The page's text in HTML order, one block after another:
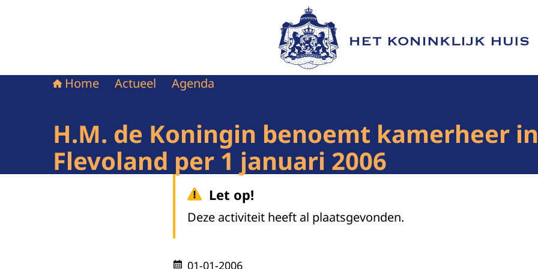
Naar de homepage van Het Koninklijk Huis
Home Actueel Agenda
H.M. de Koningin benoemt kamerheer
Flevoland per 1 januari 2006
Let op!
Deze activiteit heeft al plaatsgevonden.
01-01-2006